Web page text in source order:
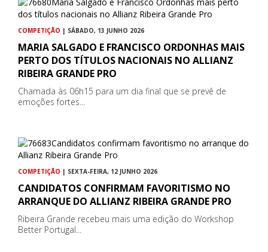
COMPETIÇÃO | SÁBADO, 13 JUNHO 2026
MARIA SALGADO E FRANCISCO ORDONHAS MAIS
PERTO DOS TÍTULOS NACIONAIS NO ALLIANZ
RIBEIRA GRANDE PRO
Chamada às 06h15 para um dia final que se prevê de
emoções fortes...
COMPETIÇÃO | SEXTA-FEIRA, 12 JUNHO 2026
CANDIDATOS CONFIRMAM FAVORITISMO NO
ARRANQUE DO ALLIANZ RIBEIRA GRANDE PRO
Ribeira Grande recebeu mais uma edição do Workshop
Better Portugal...